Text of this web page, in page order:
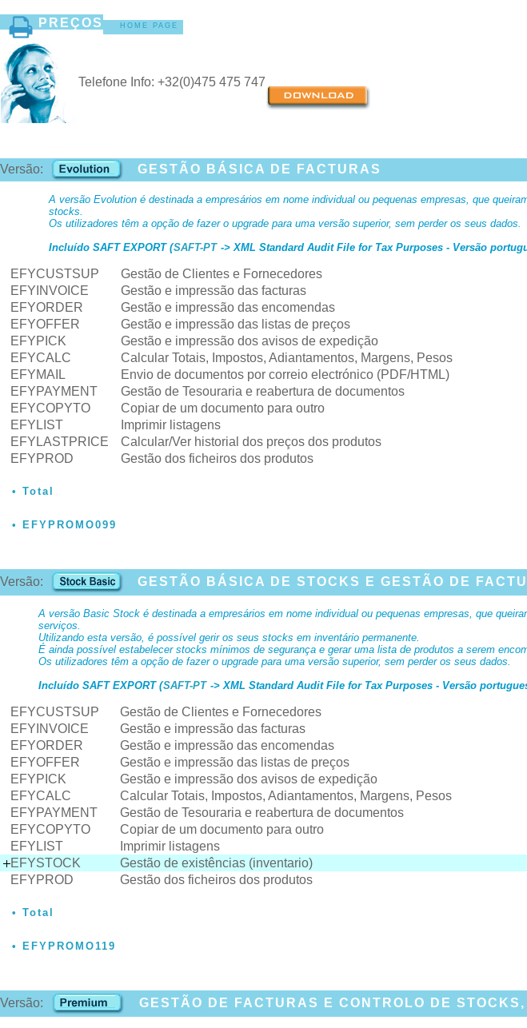
PREÇOS HOME PAGE
Telefone Info: +32(0)475 475 747
Versão: GESTÃO BÁSICA DE FACTURAS
A versão Evolution é destinada a empresários em nome individual ou pequenas empresas, que
stocks.
Os utilizadores têm a opção de fazer o upgrade para uma versão superior, sem perder os seus dados.
Incluído SAFT EXPORT (SAFT-PT -> XML Standard Audit File for Tax Purposes - Versão
EFYCUSTSUP Gestão de Clientes e Fornecedores
EFYINVOICE
Gestão e impressão das facturas
EFYORDER
Gestão e impressão das encomendas
EFYOFFER
Gestão e impressão das listas de preços
EFYPICK
Gestão e impressão dos avisos de expedição
EFYCALC
Calcular Totais, Impostos, Adiantamentos, Margens, Pesos
EFYMAIL
Envio de documentos por correio electrónico (PDF/HTML)
EFYPAYMENT
Gestão de Tesouraria e reabertura de documentos
EFYCOPYTO
Copiar de um documento para outro
EFYLIST
Imprimir listagens
EFYLASTPRICE
Calcular/Ver historial dos preços dos produtos
EFYPROD
Gestão dos ficheiros dos produtos
Total
EFYPROMO099
Versão: GESTÃO BÁSICA DE STOCKS E GESTÃO DE
A versão Basic Stock é destinada a empresários em nome individual ou pequenas empresas, que
serviços.
Utilizando esta versão, é possível gerir os seus stocks em inventário permanente.
É ainda possível estabelecer stocks mínimos de segurança e gerar uma lista de produtos a serem
Os utilizadores têm a opção de fazer o upgrade para uma versão superior, sem perder os seus dados.
Incluído SAFT EXPORT (SAFT-PT -> XML Standard Audit File for Tax Purposes - Versão
EFYCUSTSUP Gestão de Clientes e Fornecedores
EFYINVOICE
Gestão e impressão das facturas
EFYORDER
Gestão e impressão das encomendas
EFYOFFER
Gestão e impressão das listas de preços
EFYPICK
Gestão e impressão dos avisos de expedição
EFYCALC
Calcular Totais, Impostos, Adiantamentos, Margens, Pesos
EFYPAYMENT
Gestão de Tesouraria e reabertura de documentos
EFYCOPYTO
Copiar de um documento para outro
EFYLIST
Imprimir listagens
EFYSTOCK
Gestão de existências (inventario)
EFYPROD
Gestão dos ficheiros dos produtos
Total
EFYPROMO119
Versão: GESTÃO DE FACTURAS E CONTROLO DE